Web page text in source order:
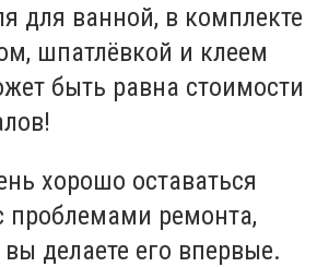
для ванной, в комплекте
шпатлёвкой и клеем
быть равна стоимости
хорошо оставаться
проблемами ремонта,
делаете его впервые.